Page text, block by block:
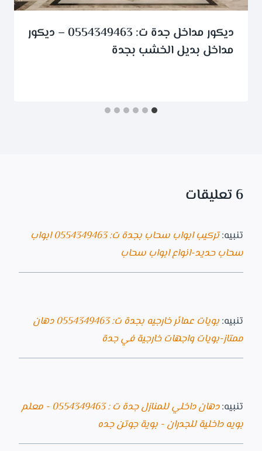
ديكور مداخل جدة ت: 0554349463 – ديكور
مداخل بديل الخشب بجدة
6 تعليقات
تنبيه:
تركيب ابواب سحاب بجدة ت: 0554349463 ابواب
سحاب حديد-انواع ابواب سحاب
تنبيه:
بويات عمائر خارجيه بجدة ت: 0554349463 دهان
ممتاز-بويات واجهات خارجية في جدة
تنبيه:
دهان داخلي للمنازل جدة ت : 0554349463 - معلم
بويه داخلية للجدران - بوية جوتن جده